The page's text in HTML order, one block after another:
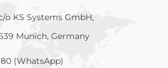
o KS Systems GmbH,
Munich, Germany
(WhatsApp)